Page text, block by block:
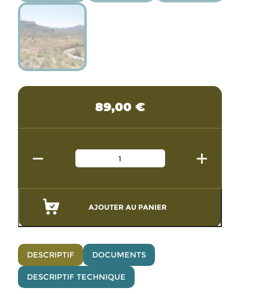
AJOUTER AU PANIER
89,00 €
DESCRIPTIF DOCUMENTS
DESCRIPTIF TECHNIQUE